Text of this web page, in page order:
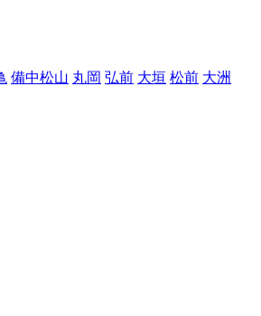
備中松山 丸岡 弘前 大垣 松前 大洲